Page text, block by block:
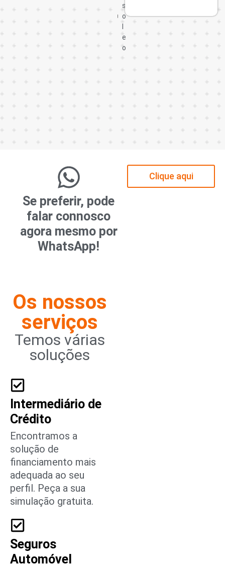
a
Se preferir, pode
falar connosco
agora mesmo por
WhatsApp!
Clique aqui
Os nossos
serviços
Temos várias
soluções
Intermediário de
Crédito
Encontramos a
solução de
financiamento mais
adequada ao seu
perfil. Peça a sua
simulação gratuita.
Seguros
Automóvel